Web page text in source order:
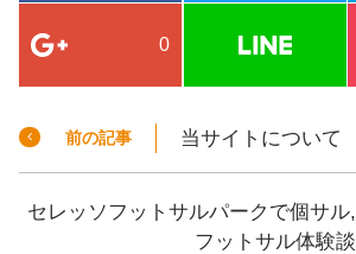
0
前の記事 当サイトについて
セレッソフットサルパークで個サル,
フットサル体験談